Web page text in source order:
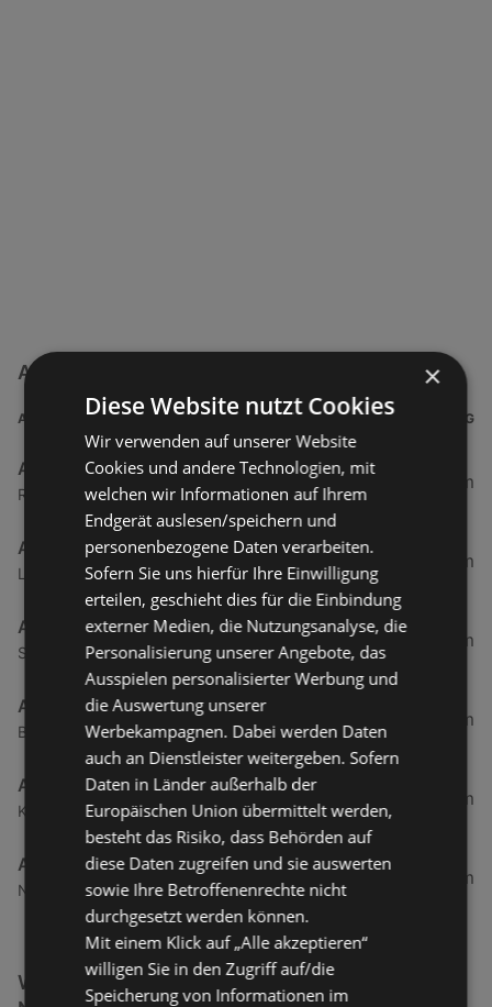
ADEG Filialen in der Nähe
ADRESSE ENTFERNUNG
ADEG
Rheinstraße 1, 6974 Gaissau
0,5 km
ADEG
Landstraße 50, 6973 Hoechst
2,69 km
ADEG
Schendlingerstraße 32a, 6900 Bregenz
9,73 km
ADEG
Bundesstraße 103 a, 6923 Lauterach
9,94 km
ADEG
Kellhofstraße 8, 6922 Wolfurt
11,67 km
ADEG
Neue Landstraße 23, 6841 Maeder
13,31 km
Weitere Getränke & Lebensmittel Filialen in der
×
Diese Website nutzt Cookies
Wir verwenden auf unserer Website
Cookies und andere Technologien, mit
welchen wir Informationen auf Ihrem
Endgerät auslesen/speichern und
personenbezogene Daten verarbeiten.
Sofern Sie uns hierfür Ihre Einwilligung
erteilen, geschieht dies für die Einbindung
externer Medien, die Nutzungsanalyse, die
Personalisierung unserer Angebote, das
Ausspielen personalisierter Werbung und
die Auswertung unserer
Werbekampagnen. Dabei werden Daten
auch an Dienstleister weitergeben. Sofern
Daten in Länder außerhalb der
Europäischen Union übermittelt werden,
besteht das Risiko, dass Behörden auf
diese Daten zugreifen und sie auswerten
sowie Ihre Betroffenenrechte nicht
durchgesetzt werden können.
Mit einem Klick auf „Alle akzeptieren“
willigen Sie in den Zugriff auf/die
Speicherung von Informationen im